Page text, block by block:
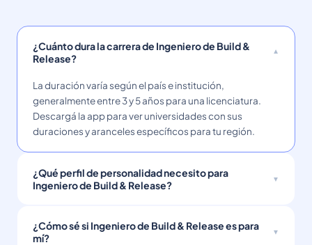
¿Cuánto dura la carrera de Ingeniero de Build &
Release?
La duración varía según el país e institución,
generalmente entre 3 y 5 años para una licenciatura.
Descargá la app para ver universidades con sus
duraciones y aranceles específicos para tu región.
¿Qué perfil de personalidad necesito para
Ingeniero de Build & Release?
¿Cómo sé si Ingeniero de Build & Release es para
mí?